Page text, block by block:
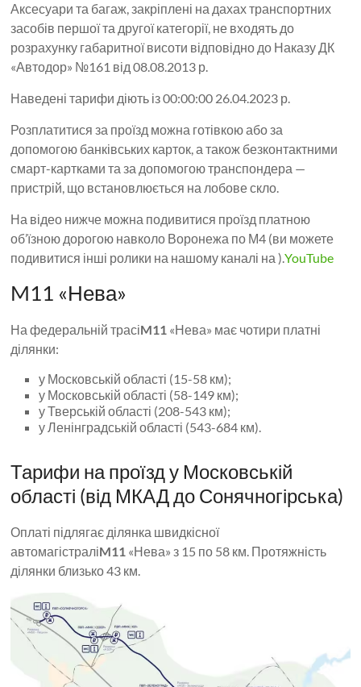
Аксесуари та багаж, закріплені на дахах транспортних
засобів першої та другої категорії, не входять до
розрахунку габаритної висоти відповідно до Наказу ДК
«Автодор» №161 від 08.08.2013 р.
Наведені тарифи діють із 00:00:00 26.04.2023 р.
Розплатитися за проїзд можна готівкою або за
допомогою банківських карток, а також безконтактними
смарт-картками та за допомогою транспондера —
пристрій, що встановлюється на лобове скло.
На відео нижче можна подивитися проїзд платною
об’їзною дорогою навколо Воронежа по М4 (ви можете
подивитися інші ролики на нашому каналі на ).YouTube
M11 «Нева»
На федеральній трасіM11 «Нева» має чотири платні
ділянки:
у Московській області (15-58 км);
у Московській області (58-149 км);
у Тверській області (208-543 км);
у Ленінградській області (543-684 км).
Тарифи на проїзд у Московській
області (від МКАД до Сонячногірська)
Оплаті підлягає ділянка швидкісної
автомагістраліM11 «Нева» з 15 по 58 км. Протяжність
ділянки близько 43 км.